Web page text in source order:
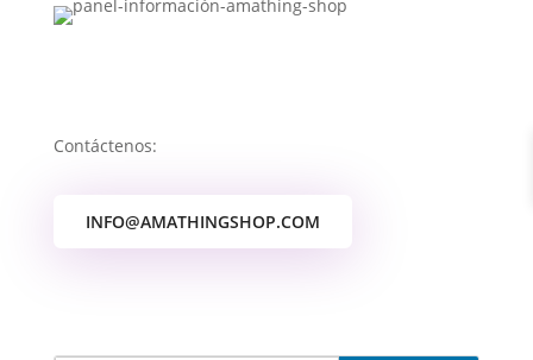
Contáctenos:
INFO@AMATHINGSHOP.COM